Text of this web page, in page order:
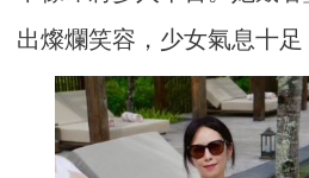
出燦爛笑容，少女氣息十足